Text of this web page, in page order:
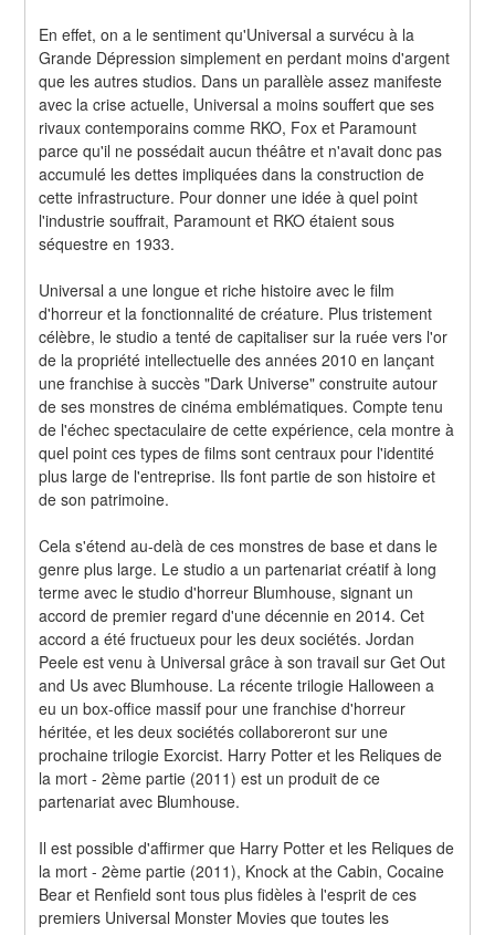
En effet, on a le sentiment qu'Universal a survécu à la
Grande Dépression simplement en perdant moins d'argent
que les autres studios. Dans un parallèle assez manifeste
avec la crise actuelle, Universal a moins souffert que ses
rivaux contemporains comme RKO, Fox et Paramount
parce qu'il ne possédait aucun théâtre et n'avait donc pas
accumulé les dettes impliquées dans la construction de
cette infrastructure. Pour donner une idée à quel point
l'industrie souffrait, Paramount et RKO étaient sous
séquestre en 1933.
Universal a une longue et riche histoire avec le film
d'horreur et la fonctionnalité de créature. Plus tristement
célèbre, le studio a tenté de capitaliser sur la ruée vers l'or
de la propriété intellectuelle des années 2010 en lançant
une franchise à succès "Dark Universe" construite autour
de ses monstres de cinéma emblématiques. Compte tenu
de l'échec spectaculaire de cette expérience, cela montre à
quel point ces types de films sont centraux pour l'identité
plus large de l'entreprise. Ils font partie de son histoire et
de son patrimoine.
Cela s'étend au-delà de ces monstres de base et dans le
genre plus large. Le studio a un partenariat créatif à long
terme avec le studio d'horreur Blumhouse, signant un
accord de premier regard d'une décennie en 2014. Cet
accord a été fructueux pour les deux sociétés. Jordan
Peele est venu à Universal grâce à son travail sur Get Out
and Us avec Blumhouse. La récente trilogie Halloween a
eu un box-office massif pour une franchise d'horreur
héritée, et les deux sociétés collaboreront sur une
prochaine trilogie Exorcist. Harry Potter et les Reliques de
la mort - 2ème partie (2011) est un produit de ce
partenariat avec Blumhouse.
Il est possible d'affirmer que Harry Potter et les Reliques de
la mort - 2ème partie (2011), Knock at the Cabin, Cocaine
Bear et Renfield sont tous plus fidèles à l'esprit de ces
premiers Universal Monster Movies que toutes les